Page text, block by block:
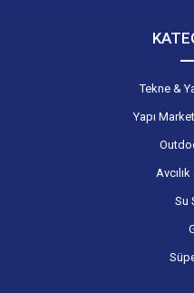
Tekne &
Yapı
Avcılık
Su